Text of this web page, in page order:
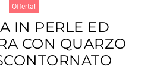
Offerta!
IN PERLE ED
CON QUARZO